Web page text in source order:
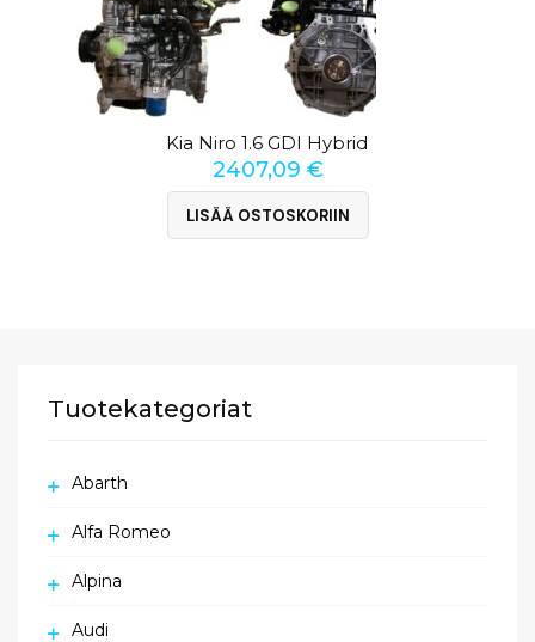
Kia Niro 1.6 GDI Hybrid
2407,09 €
LISÄÄ OSTOSKORIIN
Tuotekategoriat
Abarth
Alfa Romeo
Alpina
Audi